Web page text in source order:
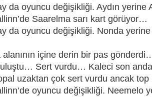
da oyuncu değişikliği. Aydın
Saarelma sarı kart görüyor…
da oyuncu değişikliği. Nonda
alanının içine derin bir pas
Sert vurdu… Kaleci son
uzaktan çok sert vurdu ancak
oyuncu değişikliği. Neemelo